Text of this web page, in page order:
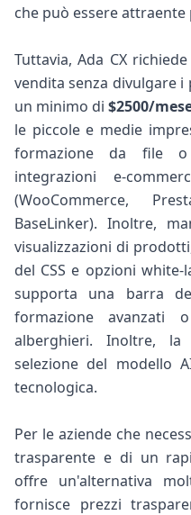
che può essere
Tuttavia, Ada CX
vendita senza divulgare
un minimo di $2500/
le piccole e medie
formazione da file
integrazioni e-
(WooCommerce,
BaseLinker). Inoltre,
visualizzazioni di
del CSS e opzioni
supporta una barra
formazione avanzati
alberghieri. Inoltre,
selezione del modello
tecnologica.
Per le aziende che
trasparente e di un
offre un'alternativa
fornisce prezzi